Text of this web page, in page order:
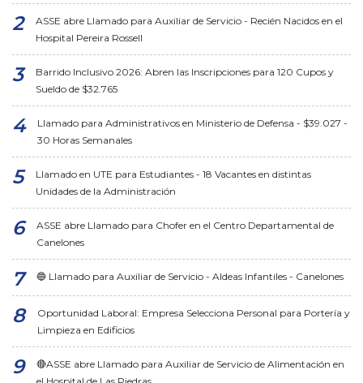
ASSE abre Llamado para Auxiliar de Servicio - Recién Nacidos en el
Hospital Pereira Rossell
Barrido Inclusivo 2026: Abren las Inscripciones para 120 Cupos y
Sueldo de $32.765
Llamado para Administrativos en Ministerio de Defensa - $39.027 -
30 Horas Semanales
Llamado en UTE para Estudiantes - 18 Vacantes en distintas
Unidades de la Administración
ASSE abre Llamado para Chofer en el Centro Departamental de
Canelones
🔵 Llamado para Auxiliar de Servicio - Aldeas Infantiles - Canelones
Oportunidad Laboral: Empresa Selecciona Personal para Portería y
Limpieza en Edificios
🔴ASSE abre Llamado para Auxiliar de Servicio de Alimentación en